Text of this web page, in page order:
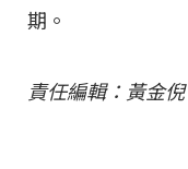
期。
責任編輯：黃金倪